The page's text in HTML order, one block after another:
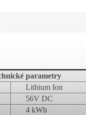
parametry
Lithium Ion
56V DC
4 kWh